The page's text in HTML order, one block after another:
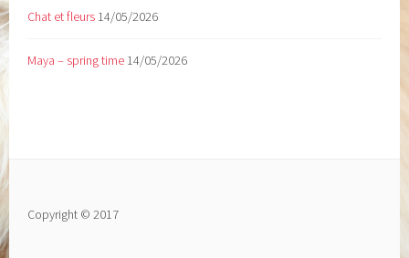
Chat et fleurs 14/05/2026
Maya – spring time 14/05/2026
Copyright © 2017